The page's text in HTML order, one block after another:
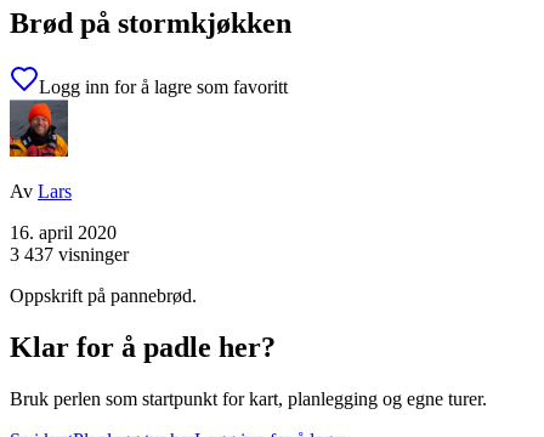
Brød på stormkjøkken
Logg inn for å lagre som favoritt
Av Lars
16. april 2020
3 437 visninger
Oppskrift på pannebrød.
Klar for å padle her?
Bruk perlen som startpunkt for kart, planlegging og egne turer.